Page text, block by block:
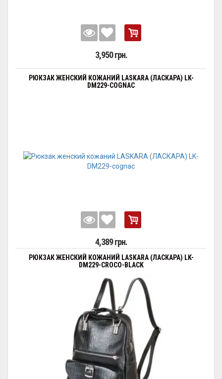
3,950 грн.
РЮКЗАК ЖЕНСКИЙ КОЖАНИЙ LASKARA (ЛАСКАРА) LK-
DM229-COGNAC
4,389 грн.
РЮКЗАК ЖЕНСКИЙ КОЖАНИЙ LASKARA (ЛАСКАРА) LK-
DM229-CROCO-BLACK